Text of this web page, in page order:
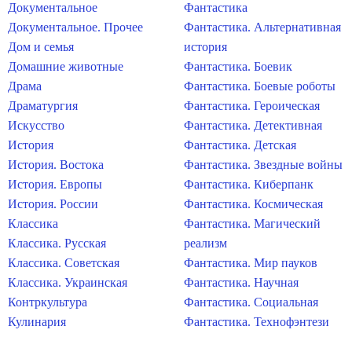
Документальное
Документальное. Прочее
Дом и семья
Домашние животные
Драма
Драматургия
Искусство
История
История. Востока
История. Европы
История. России
Классика
Классика. Русская
Классика. Советская
Классика. Украинская
Контркультура
Кулинария
Фантастика
Фантастика. Альтернативная
история
Фантастика. Боевик
Фантастика. Боевые роботы
Фантастика. Героическая
Фантастика. Детективная
Фантастика. Детская
Фантастика. Звездные войны
Фантастика. Киберпанк
Фантастика. Космическая
Фантастика. Магический
реализм
Фантастика. Мир пауков
Фантастика. Научная
Фантастика. Социальная
Фантастика. Технофэнтези